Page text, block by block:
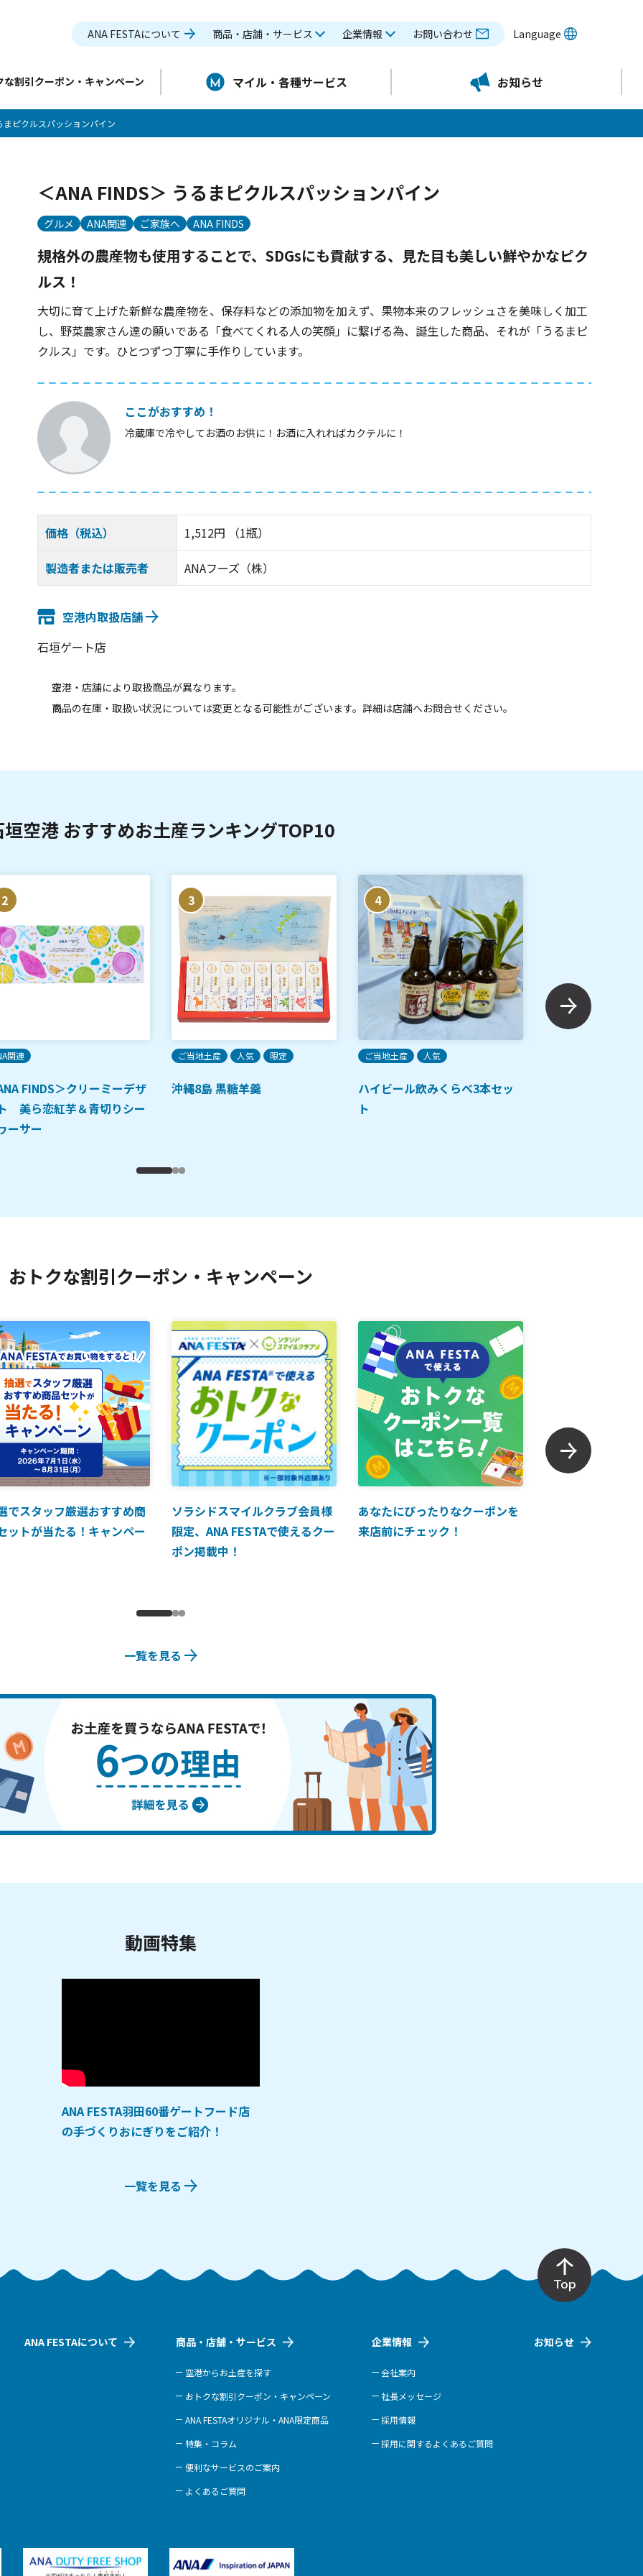
ANA FESTAについて 商品・店舗・サービス 企業情報 お問い合わせ Language
な割引クーポン・キャンペーン マイル・各種サービス お知らせ
まピクルスパッションパイン
＜ANA FINDS＞ うるまピクルスパッションパイン
グルメ ANA関連 ご家族へ ANA FINDS
規格外の農産物も使用することで、SDGsにも貢献する、見た目も美しい鮮やかなピク
ルス！
大切に育て上げた新鮮な農産物を、保存料などの添加物を加えず、果物本来のフレッシュさを美味しく加工
し、野菜農家さん達の願いである「食べてくれる人の笑顔」に繋げる為、誕生した商品、それが「うるまピ
クルス」です。ひとつずつ丁寧に手作りしています。
ここがおすすめ！
冷蔵庫で冷やしてお酒のお供に！お酒に入れればカクテルに！
価格（税込） 1,512円 （1瓶）
製造者または販売者 ANAフーズ（株）
空港内取扱店舗
石垣ゲート店
空港・店舗により取扱商品が異なります。
商品の在庫・取扱い状況については変更となる可能性がございます。詳細は店舗へお問合せください。
空港 おすすめお土産ランキングTOP10
2
関連
FINDS＞クリーミーデザ
美ら恋紅芋＆青切りシー
ーサー
3
ご当地土産 人気 限定
沖縄8島 黒糖羊羹
4
ご当地土産 人気
ハイビール飲みくらべ3本セッ
ト
おトクな割引クーポン・キャンペーン
でスタッフ厳選おすすめ商
ットが当たる！キャンペー
ソラシドスマイルクラブ会員様
限定、ANA FESTAで使えるクー
ポン掲載中！
あなたにぴったりなクーポンを
来店前にチェック！
一覧を見る
動画特集
ANA FESTA羽田60番ゲートフード店
の手づくりおにぎりをご紹介！
一覧を見る
Top
ANA FESTAについて 商品・店舗・サービス
空港からお土産を探す
おトクな割引クーポン・キャンペーン
ANA FESTAオリジナル・ANA限定商品
特集・コラム
便利なサービスのご案内
よくあるご質問
企業情報
会社案内
社長メッセージ
採用情報
採用に関するよくあるご質問
お知らせ